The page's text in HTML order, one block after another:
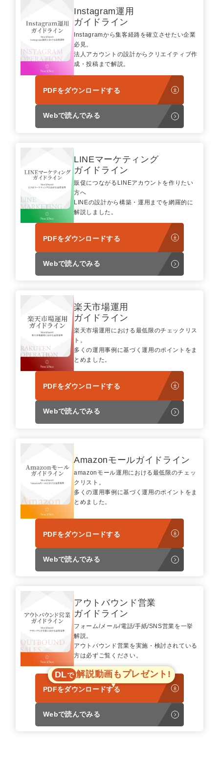
Instagram運用
ガイドライン
Instagramから集客経路を確立させたい企業
必見。
法人アカウントの設計からクリエイティブ作
成・投稿まで解説。
PDFをダウンロードする
Webで読んでみる
LINEマーケティング
ガイドライン
販促につながるLINEアカウントを作りたい
方へ
LINEの設計から構築・運用までを網羅的に
解説しました。
PDFをダウンロードする
Webで読んでみる
楽天市場運用
ガイドライン
楽天市場運用における最低限のチェックリス
ト。
多くの運用事例に基づく運用のポイントをま
とめました。
PDFをダウンロードする
Webで読んでみる
Amazonモールガイドライン
amazonモール運用における最低限のチェッ
クリスト。
多くの運用事例に基づく運用のポイントをま
とめました。
PDFをダウンロードする
Webで読んでみる
アウトバウンド営業
ガイドライン
フォーム/メール/電話/手紙/SNS営業を一挙
解説。
アウトバウンド営業を実施・検討されている
方は必ずご覧ください。
DLで 解説動画もプレゼント!
PDFをダウンロードする
Webで読んでみる